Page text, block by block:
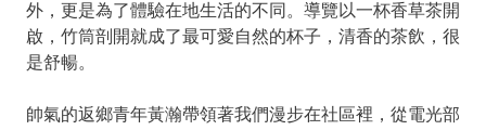
外，更是為了體驗在地生活的不同。導覽以一杯香草茶開
啟，竹筒剖開就成了最可愛自然的杯子，清香的茶飲，很
是舒暢。
帥氣的返鄉青年黃瀚帶領著我們漫步在社區裡，從電光部